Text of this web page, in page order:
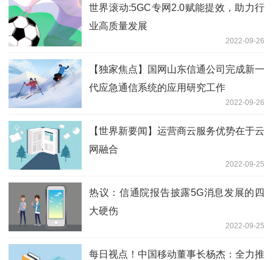
世界滚动:5GC专网2.0赋能提效，助力行
业高质量发展
2022-09-26
【独家焦点】国网山东信通公司完成新一
代应急通信系统的应用研究工作
2022-09-26
【世界新要闻】运营商云服务优势在于云
网融合
2022-09-25
热议：信通院报告披露5G消息发展的四
大硬伤
2022-09-25
每日视点！中国移动董事长杨杰：全力推